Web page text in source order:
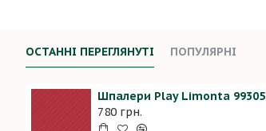
ОСТАННІ ПЕРЕГЛЯНУТІ ПОПУЛЯРНІ
Шпалери Play Limonta 99305
780 грн.